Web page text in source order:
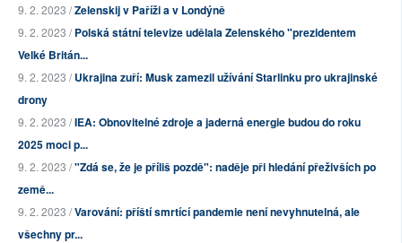
9. 2. 2023 /Zelenskij v Paříži a v Londýně
9. 2. 2023 /Polská státní televize udělala Zelenského "prezidentem
Velké Britán...
9. 2. 2023 /Ukrajina zuří: Musk zamezil užívání Starlinku pro ukrajinské
drony
9. 2. 2023 /IEA: Obnovitelné zdroje a jaderná energie budou do roku
2025 moci p...
9. 2. 2023 /"Zdá se, že je příliš pozdě": naděje při hledání přeživších po
země...
9. 2. 2023 /Varování: příští smrtící pandemie není nevyhnutelná, ale
všechny pr...